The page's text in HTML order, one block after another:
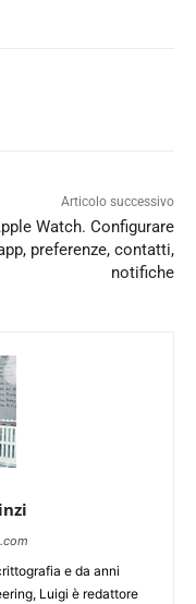
Articolo successivo
Watch. Configurare
preferenze, contatti,
notifiche
e da anni
Luigi è redattore